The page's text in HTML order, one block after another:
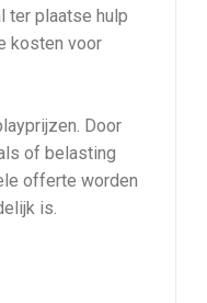
ter plaatse hulp
kosten voor
Door
of belasting
offerte worden
is.